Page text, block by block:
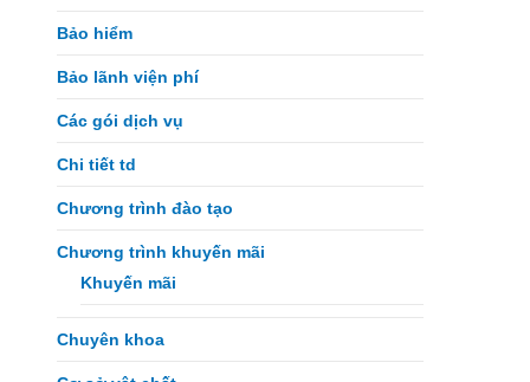
Bảo hiểm
Bảo lãnh viện phí
Các gói dịch vụ
Chi tiết td
Chương trình đào tạo
Chương trình khuyến mãi
Khuyến mãi
Chuyên khoa